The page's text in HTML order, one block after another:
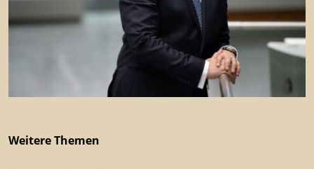
Weitere Themen